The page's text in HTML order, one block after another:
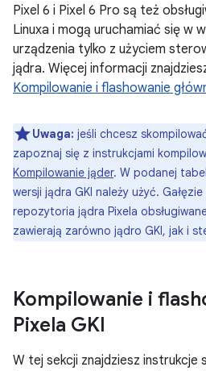
Pixel 6 i Pixel 6 Pro są też
Linuxa i mogą uruchamiać się w
urządzenia tylko z użyciem
jądra. Więcej informacji
Kompilowanie i flashowanie
Uwaga: jeśli chcesz
zapoznaj się z instrukcjami
Kompilowanie jąder. W podanej
wersji jądra GKI należy użyć.
repozytoria jądra Pixela
zawierają zarówno jądro GKI, jak i
Kompilowanie i
Pixela GKI
W tej sekcji znajdziesz instrukcje